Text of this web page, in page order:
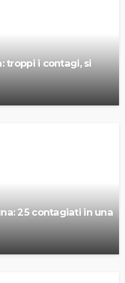
troppi i contagi, si
25 contagiati in una